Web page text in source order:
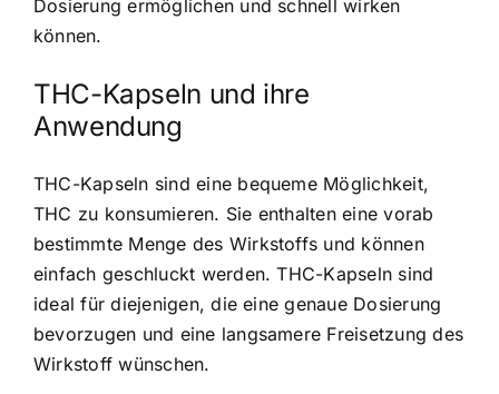
Dosierung ermöglichen und schnell wirken
können.
THC-Kapseln und ihre
Anwendung
THC-Kapseln sind eine bequeme Möglichkeit,
THC zu konsumieren. Sie enthalten eine vorab
bestimmte Menge des Wirkstoffs und können
einfach geschluckt werden. THC-Kapseln sind
ideal für diejenigen, die eine genaue Dosierung
bevorzugen und eine langsamere Freisetzung des
Wirkstoff wünschen.